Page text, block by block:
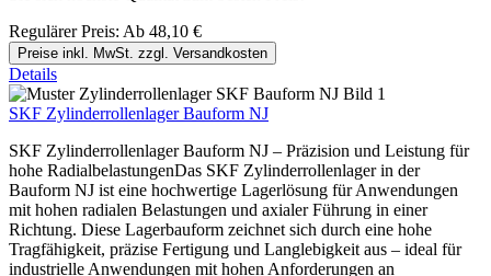
Regulärer Preis: Ab 48,10 €
Preise inkl. MwSt. zzgl. Versandkosten
Details
SKF Zylinderrollenlager Bauform NJ
SKF Zylinderrollenlager Bauform NJ – Präzision und Leistung für
hohe RadialbelastungenDas SKF Zylinderrollenlager in der
Bauform NJ ist eine hochwertige Lagerlösung für Anwendungen
mit hohen radialen Belastungen und axialer Führung in einer
Richtung. Diese Lagerbauform zeichnet sich durch eine hohe
Tragfähigkeit, präzise Fertigung und Langlebigkeit aus – ideal für
industrielle Anwendungen mit hohen Anforderungen an